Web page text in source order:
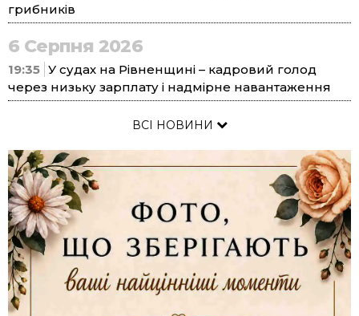
грибників
6 Серпня 2026
19:35 У судах на Рівненщині – кадровий голод
через низьку зарплату і надмірне навантаження
ВСІ НОВИНИ